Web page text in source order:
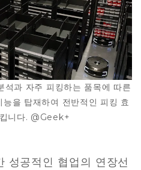
석과 자주 피킹하는 품목에 따른
을 탑재하여 전반적인 피킹 효
니다. @Geek+
성공적인 협업의 연장선